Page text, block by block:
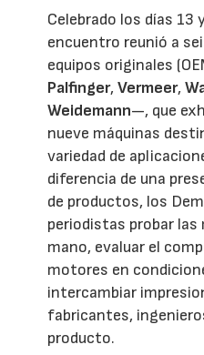
Celebrado los días 13
encuentro reunió a
equipos originales
Palfinger,Vermeer,
Weidemann—, que
nueve máquinas
variedad de
diferencia de una
de productos, los
periodistas probar las
mano, evaluar el
motores en
intercambiar
fabricantes,
producto.